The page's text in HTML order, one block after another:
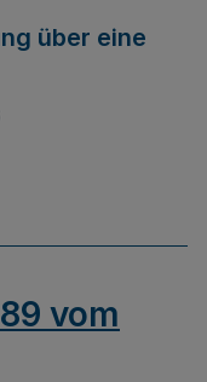
über eine
vom